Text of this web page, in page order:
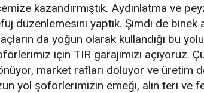
kazandırmıştık. Aydınlatma ve
düzenlemesini yaptık. Şimdi de
da yoğun olarak kullandığı bu
için TIR garajımızı açıyoruz.
market rafları doluyor ve üretim
yol şoförlerimizin emeği, alın teri ve